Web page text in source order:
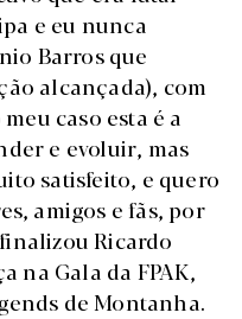
e eu nunca
Barros que
alcançada), com
caso esta é a
e evoluir, mas
satisfeito, e quero
amigos e fãs, por
Ricardo
na Gala da FPAK,
de Montanha.